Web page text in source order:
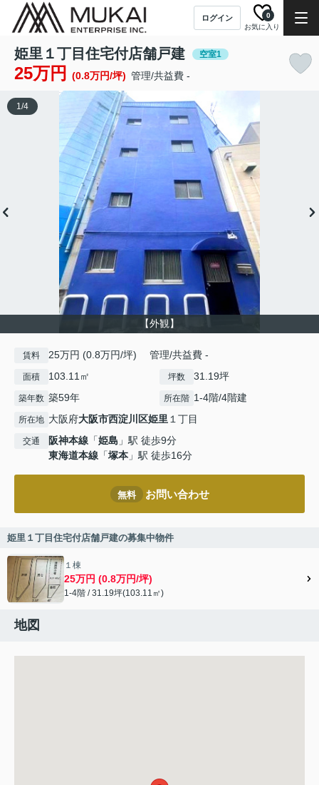
ログイン
お気に入り
0
姫里１丁目住宅付店舗戸建 空室1
25万円 (0.8万円/坪) 管理/共益費 -
【外観】
1/4
賃料 25万円 (0.8万円/坪) 管理/共益費 -
面積 103.11㎡ 坪数 31.19坪
築年数 築59年 所在階 1-4階/4階建
所在地 大阪府大阪市西淀川区姫里１丁目
交通 阪神本線 「姫島 」駅 徒歩9分
東海道本線 「塚本 」駅 徒歩16分
無料 お問い合わせ
姫里１丁目住宅付店舗戸建の募集中物件
１棟
25万円 (0.8万円/坪)
1-4階 / 31.19坪(103.11㎡)
地図